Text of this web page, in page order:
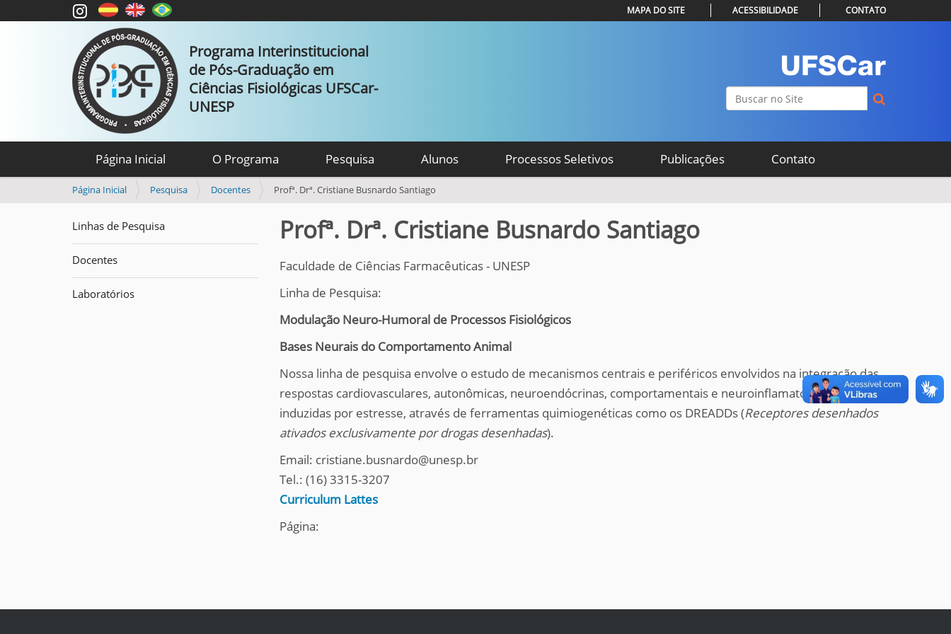
Programa Interinstitucional
de Pós-Graduação em
Ciências Fisiológicas UFSCar-
UNESP
Busca
MAPA DO SITE ACESSIBILIDADE CONTATO
Página Inicial O Programa Pesquisa Alunos Processos Seletivos Publicações Contato
V
ê
e
s
t
á
Página Inicial Pesquisa Docentes Profª. Drª. Cristiane Busnardo Santiago
Linhas de Pesquisa
Docentes
Laboratórios
Profª. Drª. Cristiane Busnardo Santiago
Faculdade de Ciências Farmacêuticas - UNESP
Linha de Pesquisa:
Modulação Neuro-Humoral de Processos Fisiológicos
Bases Neurais do Comportamento Animal
Nossa linha de pesquisa envolve o estudo de mecanismos centrais e periféricos envolvidos na integração das
respostas cardiovasculares, autonômicas, neuroendócrinas, comportamentais e neuroinflamatórias
induzidas por estresse, através de ferramentas quimiogenéticas como os DREADDs (Receptores desenhados
ativados exclusivamente por drogas desenhadas).
Email: cristiane.busnardo@unesp.br
Tel.: (16) 3315-3207
Curriculum Lattes
Página: